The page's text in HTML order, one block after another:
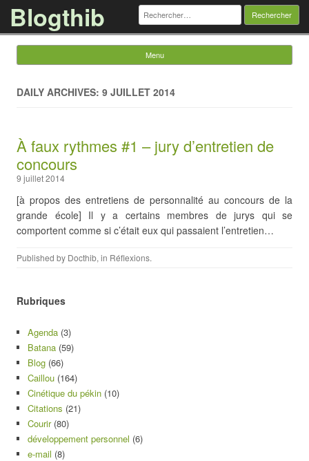
Blogthib Rechercher :
Menu
DAILY ARCHIVES: 9 JUILLET 2014
À faux rythmes #1 – jury d’entretien de
concours
9 juillet 2014
[à propos des entretiens de personnalité au concours de la
grande école] Il y a certains membres de jurys qui se
comportent comme si c’était eux qui passaient l’entretien…
Published by Docthib, in Réflexions.
Rubriques
Agenda (3)
Batana (59)
Blog (66)
Caillou (164)
Cinétique du pékin (10)
Citations (21)
Courir(80)
développement personnel (6)
e-mail (8)